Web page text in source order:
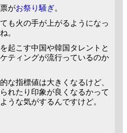
がお祭り騒ぎ。
も火の手が上がるようになっ
。
起こす中国や韓国タレントと
ティングが流行っているのか
な指標値は大きくなるけど、
れたり印象が良くなるかって
うな気がするんですけど。